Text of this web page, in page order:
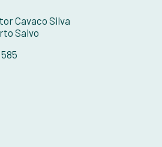
Cavaco Silva
Salvo
585